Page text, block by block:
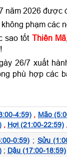
năm 2026 được
phạm các
sao tốt Thiên Mã,
26/7 xuất
phù hợp các
4:59), Mão
, Hợi (21:00-22:59)
0:59) ; Sửu
; Dậu (17:00-18:59)